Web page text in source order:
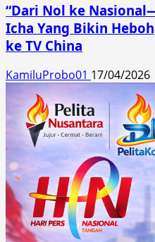
“Dari Nol ke
Icha Yang Bikin
ke TV China
KamiluProbo01 17/04/2026